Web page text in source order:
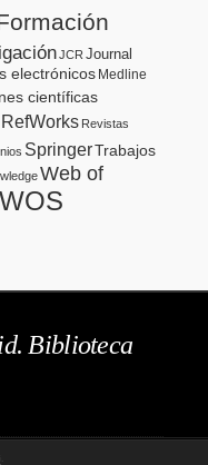
JCR Journal
electrónicos Medline
científicas
RefWorks Revistas
SpringerTrabajos
Web of
WOS
Biblioteca